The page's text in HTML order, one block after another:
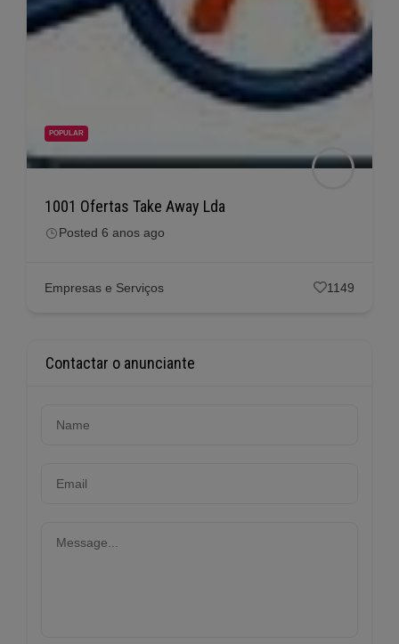
POPULAR
1001 Ofertas Take Away Lda
Posted 6 anos ago
Empresas e Serviços 1149
Contactar o anunciante